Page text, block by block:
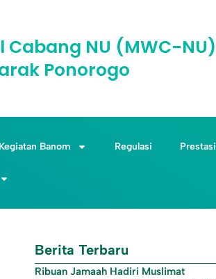
Cabang NU (MWC-NU)
Ponorogo
Kegiatan Banom Regulasi Prestasi
Berita Terbaru
Ribuan Jamaah Hadiri Muslimat